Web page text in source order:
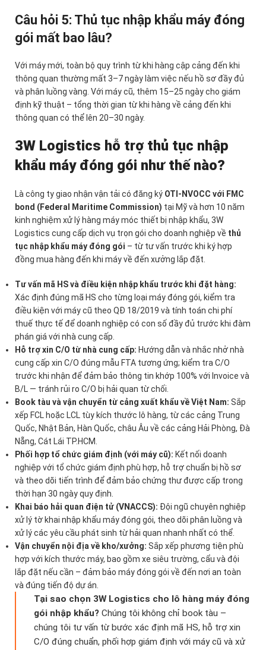
Câu hỏi 5: Thủ tục nhập khẩu máy đóng
gói mất bao lâu?
Với máy mới, toàn bộ quy trình từ khi hàng cập cảng đến khi
thông quan thường mất 3–7 ngày làm việc nếu hồ sơ đầy đủ
và phân luồng vàng. Với máy cũ, thêm 15–25 ngày cho giám
định kỹ thuật – tổng thời gian từ khi hàng về cảng đến khi
thông quan có thể lên 20–30 ngày.
3W Logistics hỗ trợ thủ tục nhập
khẩu máy đóng gói như thế nào?
Là công ty giao nhận vận tải có đăng ký OTI-NVOCC với FMC
bond (Federal Maritime Commission) tại Mỹ và hơn 10 năm
kinh nghiệm xử lý hàng máy móc thiết bị nhập khẩu, 3W
Logistics cung cấp dịch vụ trọn gói cho doanh nghiệp về thủ
tục nhập khẩu máy đóng gói – từ tư vấn trước khi ký hợp
đồng mua hàng đến khi máy về đến xưởng lắp đặt.
Tư vấn mã HS và điều kiện nhập khẩu trước khi đặt hàng:
Xác định đúng mã HS cho từng loại máy đóng gói, kiểm tra
điều kiện với máy cũ theo QĐ 18/2019 và tính toán chi phí
thuế thực tế để doanh nghiệp có con số đầy đủ trước khi đàm
phán giá với nhà cung cấp.
Hỗ trợ xin C/O từ nhà cung cấp: Hướng dẫn và nhắc nhở nhà
cung cấp xin C/O đúng mẫu FTA tương ứng; kiểm tra C/O
trước khi nhận để đảm bảo thông tin khớp 100% với Invoice và
B/L — tránh rủi ro C/O bị hải quan từ chối.
Book tàu và vận chuyển từ cảng xuất khẩu về Việt Nam: Sắp
xếp FCL hoặc LCL tùy kích thước lô hàng, từ các cảng Trung
Quốc, Nhật Bản, Hàn Quốc, châu Âu về các cảng Hải Phòng, Đà
Nẵng, Cát Lái TP.HCM.
Phối hợp tổ chức giám định (với máy cũ): Kết nối doanh
nghiệp với tổ chức giám định phù hợp, hỗ trợ chuẩn bị hồ sơ
và theo dõi tiến trình để đảm bảo chứng thư được cấp trong
thời hạn 30 ngày quy định.
Khai báo hải quan điện tử (VNACCS): Đội ngũ chuyên nghiệp
xử lý tờ khai nhập khẩu máy đóng gói, theo dõi phân luồng và
xử lý các yêu cầu phát sinh từ hải quan nhanh nhất có thể.
Vận chuyển nội địa về kho/xưởng: Sắp xếp phương tiện phù
hợp với kích thước máy, bao gồm xe siêu trường, cẩu và đội
lắp đặt nếu cần – đảm bảo máy đóng gói về đến nơi an toàn
và đúng tiến độ dự án.
Tại sao chọn 3W Logistics cho lô hàng máy đóng
gói nhập khẩu? Chúng tôi không chỉ book tàu –
chúng tôi tư vấn từ bước xác định mã HS, hỗ trợ xin
C/O đúng chuẩn, phối hợp giám định với máy cũ và xử